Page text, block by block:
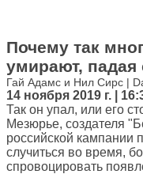
Почему так
умирают, падая
Гай Адамс и Нил Сирс |
14 ноября 2019 г. |
Так он упал, или его
Мезюрье, создателя
российской кампании
случиться во время,
спровоцировать